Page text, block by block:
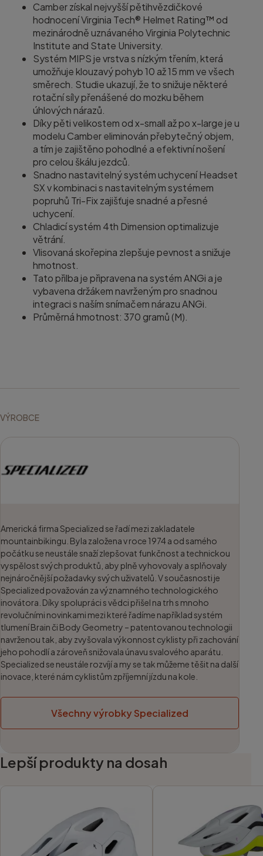
Camber získal nejvyšší pětihvězdičkové
hodnocení Virginia Tech® Helmet Rating™ od
mezinárodně uznávaného Virginia Polytechnic
Institute and State University.
Systém MIPS je vrstva s nízkým třením, která
umožňuje klouzavý pohyb 10 až 15 mm ve všech
směrech. Studie ukazují, že to snižuje některé
rotační síly přenášené do mozku během
úhlových nárazů.
Díky pěti velikostem od x-small až po x-large je u
modelu Camber eliminován přebytečný objem,
a tím je zajištěno pohodlné a efektivní nošení
pro celou škálu jezdců.
Snadno nastavitelný systém uchycení Headset
SX v kombinaci s nastavitelným systémem
popruhů Tri-Fix zajišťuje snadné a přesné
uchycení.
Chladicí systém 4th Dimension optimalizuje
větrání.
Vlisovaná skořepina zlepšuje pevnost a snižuje
hmotnost.
Tato přilba je připravena na systém ANGi a je
vybavena držákem navrženým pro snadnou
integraci s naším snímačem nárazu ANGi.
Průměrná hmotnost: 370 gramů (M).
VÝROBCE
Americká firma Specialized se řadí mezi zakladatele
mountainbikingu. Byla založena v roce 1974 a od samého
počátku se neustále snaží zlepšovat funkčnost a technickou
vyspělost svých produktů, aby plně vyhovovaly a splňovaly
nejnáročnější požadavky svých uživatelů. V současnosti je
Specialized považován za významného technologického
inovátora. Díky spolupráci s vědci přišel na trh s mnoho
revolučními novinkami mezi které řadíme například systém
tlumení Brain či Body Geometry – patentovanou technologii
navrženou tak, aby zvyšovala výkonnost cyklisty při zachování
jeho pohodlí a zároveň snižovala únavu svalového aparátu.
Specialized se neustále rozvíjí a my se tak můžeme těšit na další
inovace, které nám cyklistům zpříjemní jízdu na kole.
Všechny výrobky Specialized
Lepší produkty na dosah